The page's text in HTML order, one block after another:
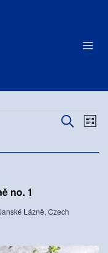
pro
Hledat
no. 1
Lázně, Czech